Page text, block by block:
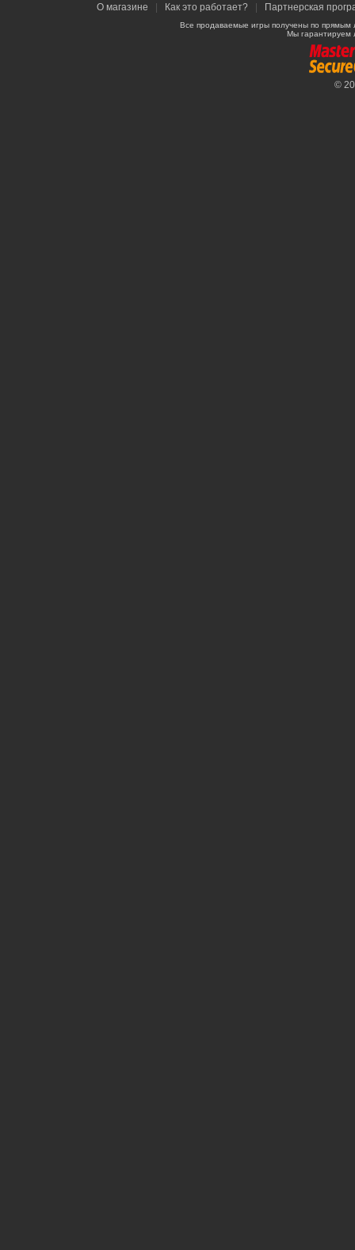
О магазине Как это работает? Партнерская
Все продаваемые игры получены по
Мы гарантируем
©